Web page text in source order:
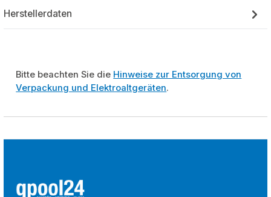
Herstellerdaten
Bitte beachten Sie die Hinweise zur Entsorgung von
Verpackung und Elektroaltgeräten.